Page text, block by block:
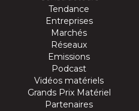
Tendance
Entreprises
Marchés
Réseaux
Emissions
Podcast
Vidéos matériels
Grands Prix Matériel
Partenaires